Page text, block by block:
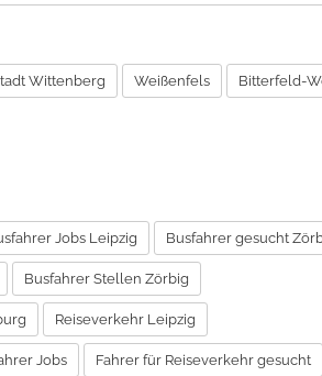
Wittenberg Weißenfels Bitterfeld-
Jobs Leipzig Busfahrer gesucht
Busfahrer Stellen Zörbig
Reiseverkehr Leipzig
Jobs Fahrer für Reiseverkehr gesucht